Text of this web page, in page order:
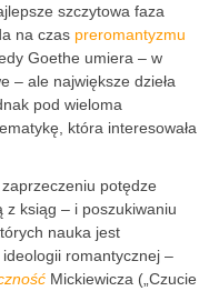
szczytowa faza
na czas preromantyzmu
Goethe umiera – w
– ale największe dzieła
pod wieloma
która interesowała
potędze
z ksiąg – i poszukiwaniu
nauka jest
romantycznej –
Mickiewicza („Czucie